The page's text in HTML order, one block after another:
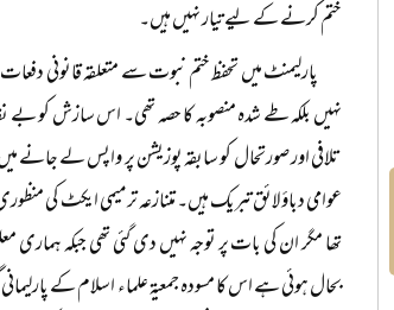
ختم کرنے کے لیے تیار نہیں ہیں۔
پارلیمنٹ میں تحفظ ختم نبوت سے متعلقہ قانونی
نہیں بلکہ طے شدہ منصوبہ کا حصہ تھی۔ اس سازش کو بے
تلافی اور صورتحال کو سابقہ پوزیشن پر واپس لے جانے
عوامی دباؤ لائق تبریک ہیں۔ متنازعہ ترمیمی ایکٹ کی
تھا مگر ان کی بات پر توجہ نہیں دی گئی تھی جبکہ
بحال ہوئی ہے اس کا مسودہ جمعیۃ علماء اسلام کے